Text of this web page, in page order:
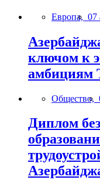
Европа, 07
ключом к
амбициям
Общество,
Диплом